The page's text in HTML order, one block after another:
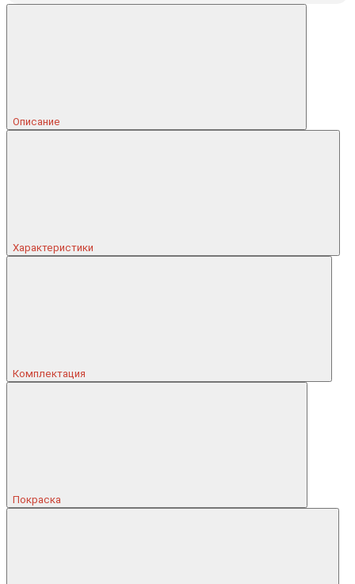
Описание
Характеристики
Комплектация
Покраска